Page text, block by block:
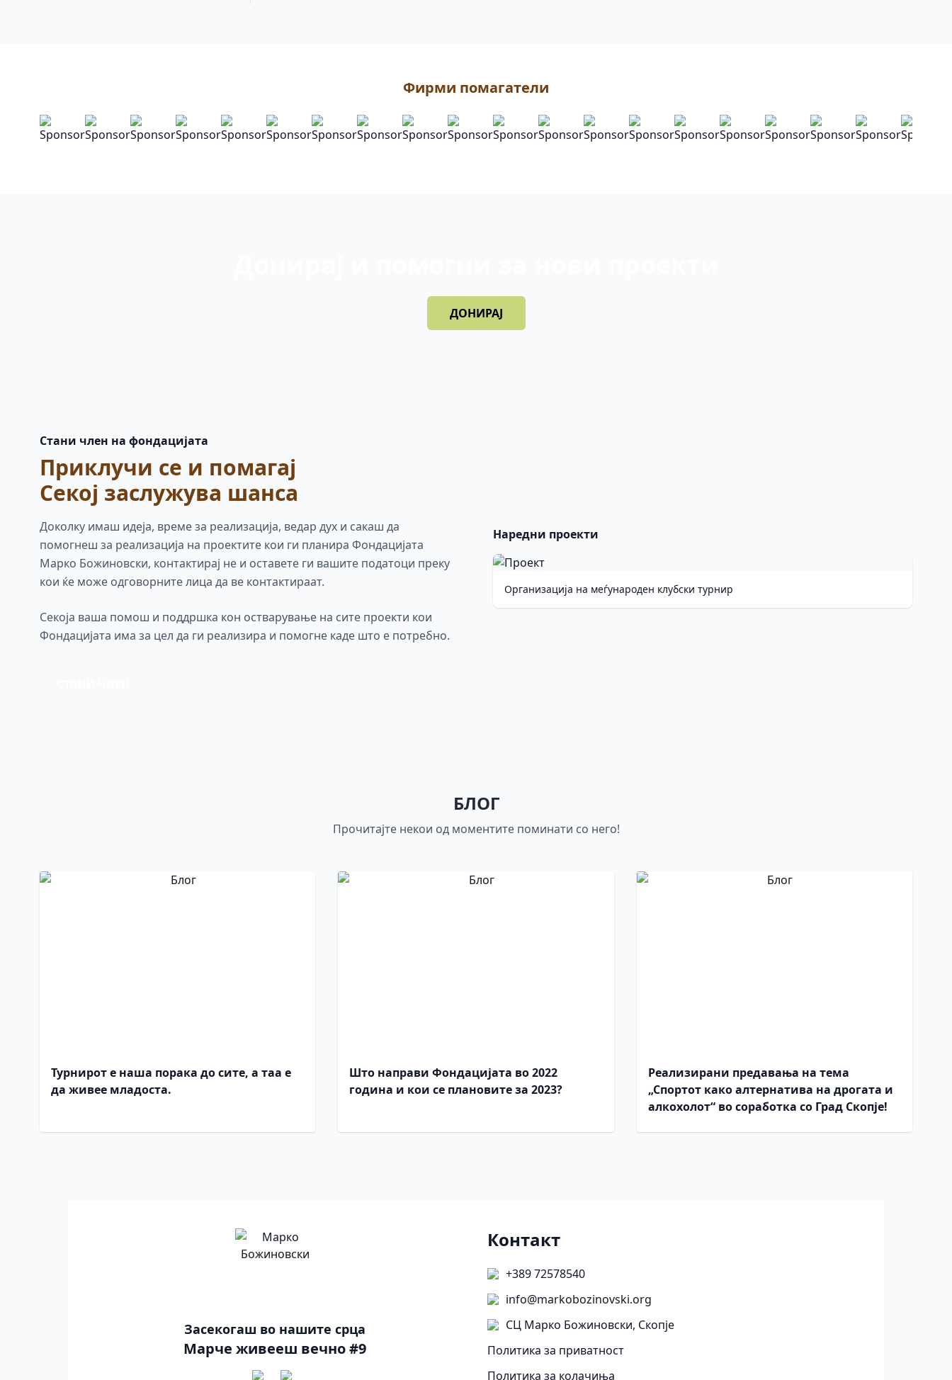
Фирми помагатели
ДОНИРАЈ
Стани член на фондацијата
Приклучи се и помагај
Секој заслужува шанса
Доколку имаш идеја, време за реализација, ведар дух и сакаш да
помогнеш за реализација на проектите кои ги планира Фондацијата
Марко Божиновски, контактирај не и оставете ги вашите податоци преку
кои ќе може одговорните лица да ве контактираат.
Секоја ваша помош и поддршка кон остварување на сите проекти кои
Фондацијата има за цел да ги реализира и помогне каде што е потребно.
Наредни проекти
Организација на меѓународен клубски турнир
БЛОГ
Прочитајте некои од моментите поминати со него!
Турнирот е наша порака до сите, а таа е
да живее младоста.
Што направи Фондацијата во 2022
година и кои се плановите за 2023?
Реализирани предавања на тема
„Спортот како алтернатива на дрогата и
алкохолот“ во соработка со Град Скопје!
Засекогаш во нашите срца
Марче живееш вечно #9
Контакт
+389 72578540
info@markobozinovski.org
СЦ Марко Божиновски, Скопје
Политика за приватност
Политика за колачиња